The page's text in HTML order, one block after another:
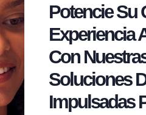
Potencie Su
Experiencia
Con
Soluciones
Impulsadas